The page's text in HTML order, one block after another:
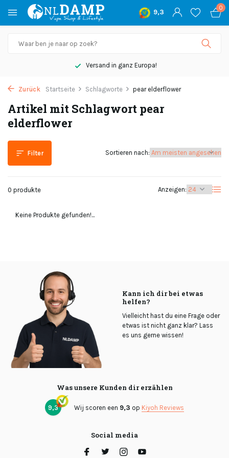
9,3
0
Versand in ganz Europa!
Zurück Startseite Schlagworte pear elderflower
Artikel mit Schlagwort pear
elderflower
Filter
0 produkte Anzeigen:
Sortieren nach:
Keine Produkte gefunden!...
Kann ich dir bei etwas
helfen?
Vielleicht hast du eine Frage oder
etwas ist nicht ganz klar? Lass
es uns gerne wissen!
Was unsere Kunden dir erzählen
9,3 Wij scoren een 9,3 op Kiyoh Reviews
Social media